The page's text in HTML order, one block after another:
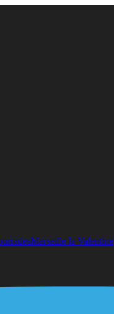
Marseille la Valentine